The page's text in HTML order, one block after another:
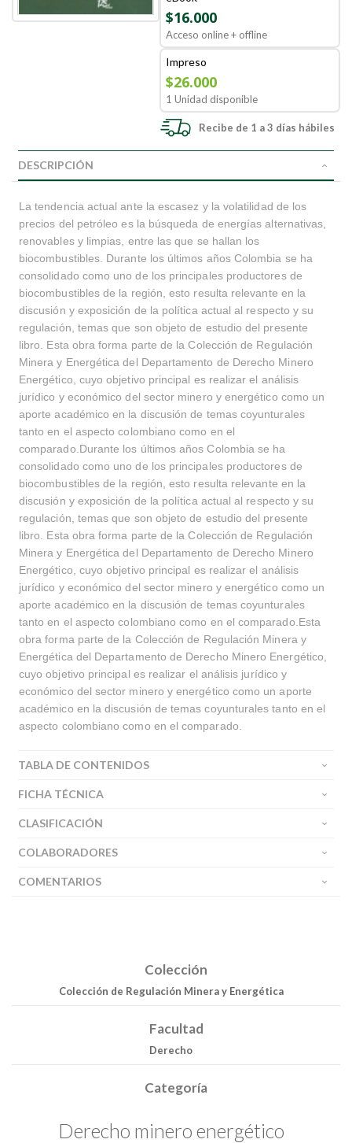
$16.000
Acceso online + offline
Impreso
$26.000
1 Unidad disponible
Recibe de 1 a 3 días hábiles
DESCRIPCIÓN
La tendencia actual ante la escasez y la volatilidad de los
precios del petróleo es la búsqueda de energías alternativas,
renovables y limpias, entre las que se hallan los
biocombustibles. Durante los últimos años Colombia se ha
consolidado como uno de los principales productores de
biocombustibles de la región, esto resulta relevante en la
discusión y exposición de la política actual al respecto y su
regulación, temas que son objeto de estudio del presente
libro. Esta obra forma parte de la Colección de Regulación
Minera y Energética del Departamento de Derecho Minero
Energético, cuyo objetivo principal es realizar el análisis
jurídico y económico del sector minero y energético como un
aporte académico en la discusión de temas coyunturales
tanto en el aspecto colombiano como en el
comparado.Durante los últimos años Colombia se ha
consolidado como uno de los principales productores de
biocombustibles de la región, esto resulta relevante en la
discusión y exposición de la política actual al respecto y su
regulación, temas que son objeto de estudio del presente
libro. Esta obra forma parte de la Colección de Regulación
Minera y Energética del Departamento de Derecho Minero
Energético, cuyo objetivo principal es realizar el análisis
jurídico y económico del sector minero y energético como un
aporte académico en la discusión de temas coyunturales
tanto en el aspecto colombiano como en el comparado.Esta
obra forma parte de la Colección de Regulación Minera y
Energética del Departamento de Derecho Minero Energético,
cuyo objetivo principal es realizar el análisis jurídico y
económico del sector minero y energético como un aporte
académico en la discusión de temas coyunturales tanto en el
aspecto colombiano como en el comparado.
TABLA DE CONTENIDOS
FICHA TÉCNICA
CLASIFICACIÓN
COLABORADORES
COMENTARIOS
Colección
Colección de Regulación Minera y Energética
Facultad
Derecho
Categoría
Derecho minero energético